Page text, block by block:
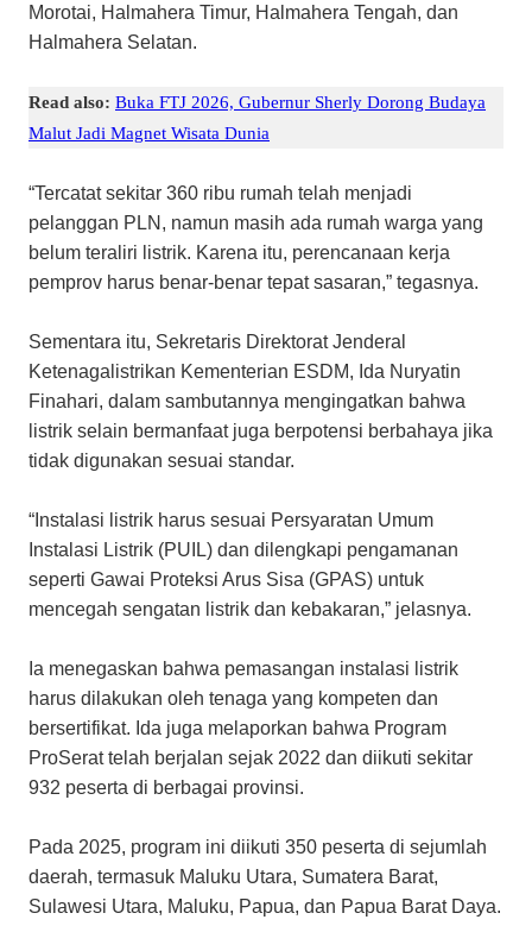
Morotai, Halmahera Timur, Halmahera Tengah, dan
Halmahera Selatan.
Read also: Buka FTJ 2026, Gubernur Sherly Dorong Budaya
Malut Jadi Magnet Wisata Dunia
“Tercatat sekitar 360 ribu rumah telah menjadi
pelanggan PLN, namun masih ada rumah warga yang
belum teraliri listrik. Karena itu, perencanaan kerja
pemprov harus benar-benar tepat sasaran,” tegasnya.
Sementara itu, Sekretaris Direktorat Jenderal
Ketenagalistrikan Kementerian ESDM, Ida Nuryatin
Finahari, dalam sambutannya mengingatkan bahwa
listrik selain bermanfaat juga berpotensi berbahaya jika
tidak digunakan sesuai standar.
“Instalasi listrik harus sesuai Persyaratan Umum
Instalasi Listrik (PUIL) dan dilengkapi pengamanan
seperti Gawai Proteksi Arus Sisa (GPAS) untuk
mencegah sengatan listrik dan kebakaran,” jelasnya.
Ia menegaskan bahwa pemasangan instalasi listrik
harus dilakukan oleh tenaga yang kompeten dan
bersertifikat. Ida juga melaporkan bahwa Program
ProSerat telah berjalan sejak 2022 dan diikuti sekitar
932 peserta di berbagai provinsi.
Pada 2025, program ini diikuti 350 peserta di sejumlah
daerah, termasuk Maluku Utara, Sumatera Barat,
Sulawesi Utara, Maluku, Papua, dan Papua Barat Daya.